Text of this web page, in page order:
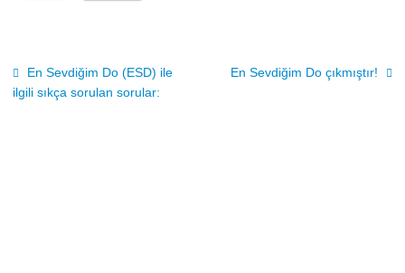
En Sevdiğim Do (ESD) ile
ilgili sıkça sorulan sorular:
En Sevdiğim Do çıkmıştır!